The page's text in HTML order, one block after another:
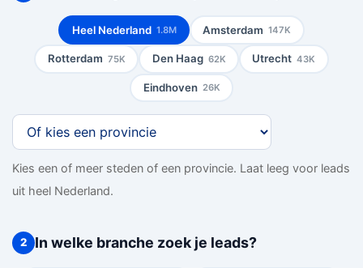
Heel Nederland 1.8M Amsterdam 147K
Rotterdam 75K Den Haag 62K Utrecht 43K
Eindhoven 26K
Kies een of meer steden of een provincie. Laat leeg voor leads
uit heel Nederland.
2 In welke branche zoek je leads?